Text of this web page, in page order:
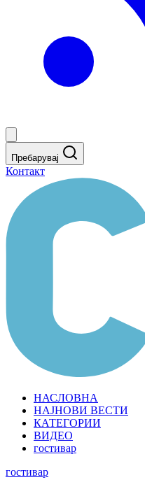
Пребарувај
Контакт
НАСЛОВНА
НАЈНОВИ ВЕСТИ
КАТЕГОРИИ
ВИДЕО
гостивар
гостивар